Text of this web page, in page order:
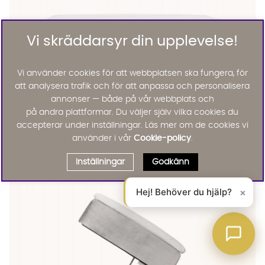
DALARÖ 160 Kontinentalsäng Sand Finns även i dessa färger:
DALARÖ 160 Kontinentalsäng Sand
DALARÖ 160 Kontinentalsäng Sand
DALARÖ 160 Kontinentalsäng Sand
Dalarö
DALARÖ 160 Kontinentalsäng Sand
Vi skräddarsyr din upplevelse!
Vi använder cookies för att webbplatsen ska fungera, för
att analysera trafik och för att anpassa och personalisera
annonser — både på vår webbplats och
på andra plattformar. Du väljer själv vilka cookies du
accepterar under inställningar. Läs mer om de cookies vi
använder i vår Cookie-policy.
Inställningar Godkänn
Hej! Behöver du hjälp? ×